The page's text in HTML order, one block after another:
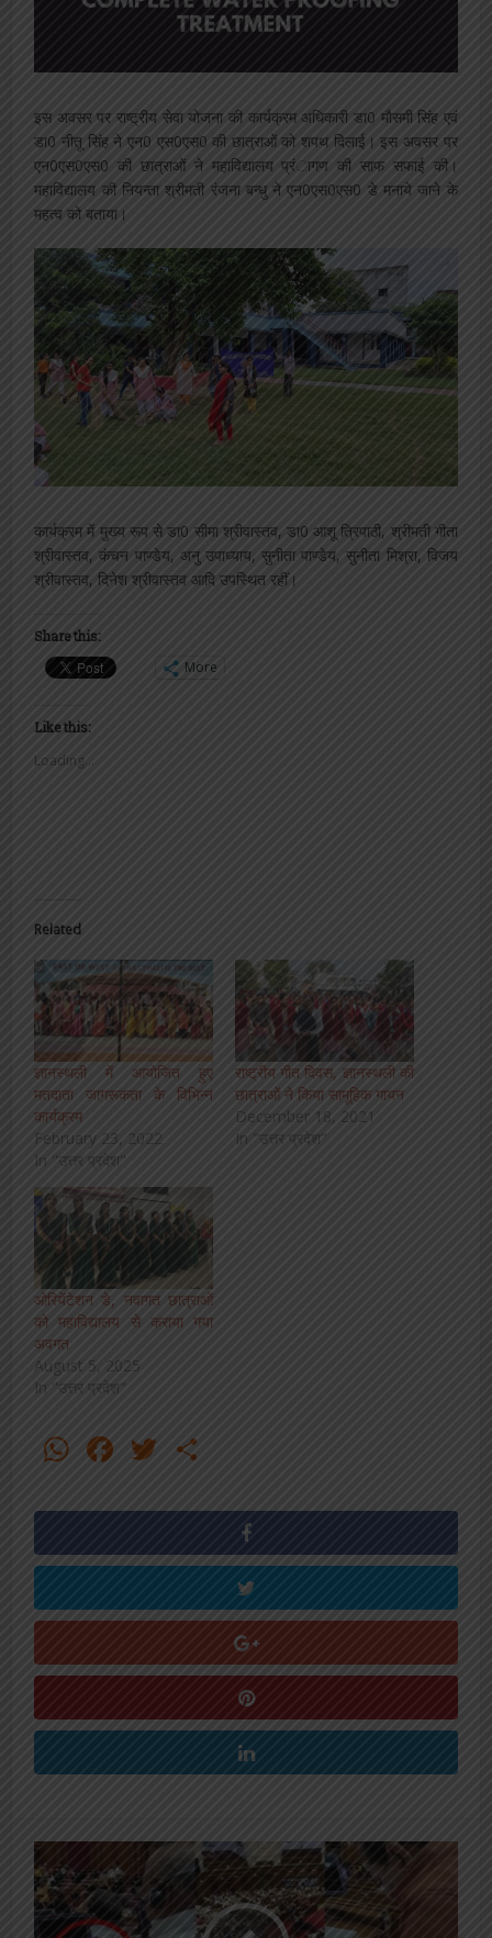
इस अवसर पर राष्ट्रीय सेवा योजना की कार्यक्रम अधिकारी डा0 मौसमी सिंह एवं
डा0 नीतू सिंह ने एन0 एस0एस0 की छात्राओं को शपथ दिलाई। इस अवसर पर
एन0एस0एस0 की छात्राओं ने महाविद्यालय प्रंागण की साफ सफाई की।
महाविद्यालय की नियन्ता श्रीमती रंजना बन्धु ने एन0एस0एस0 डे मनाये जाने के
महत्व को बताया।
कार्यक्रम में मुख्य रूप से डा0 सीमा श्रीवास्तव, डा0 आशू त्रिपाठी, श्रीमती गीता
श्रीवास्तव, कंचन पाण्डेय, अनु उपाध्याय, सुनीता पाण्डेय, सुनीता मिश्रा, विजय
श्रीवास्तव, दिनेश श्रीवास्तव आदि उपस्थित रहीं।
Share this:
More
Like this:
Loading...
Related
ज्ञानस्थली में आयोजित हुए
मतदाता जागरूकता के विभिन्न
कार्यक्रम
February 23, 2022
In "उत्तर प्रदेश"
राष्ट्रीय गीत दिवस, ज्ञानस्थली की
छात्राओं ने किया सामूहिक गायन
December 18, 2021
In "उत्तर प्रदेश"
ओरियेंटेशन डे, नवागत छात्राओं
को महाविद्यालय से कराया गया
अवगत
August 5, 2025
In "उत्तर प्रदेश"
WhatsApp
Facebook
Twitter